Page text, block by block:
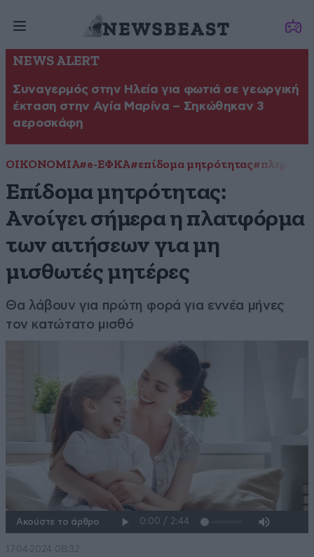
NEWS ALERT
Συναγερμός στην Ηλεία για φωτιά σε γεωργική
έκταση στην Αγία Μαρίνα – Σηκώθηκαν 3
αεροσκάφη
ΟΙΚΟΝΟΜΙΑ#e-ΕΦΚΑ#επίδομα μητρότητας#πληρωμή
Επίδομα μητρότητας:
Ανοίγει σήμερα η πλατφόρμα
των αιτήσεων για μη
μισθωτές μητέρες
Θα λάβουν για πρώτη φορά για εννέα μήνες
τον κατώτατο μισθό
Ακούστε το άρθρο
17·04·2024 08:32